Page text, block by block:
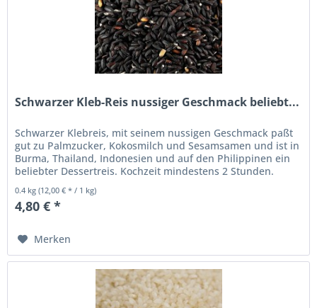
Schwarzer Kleb-Reis nussiger Geschmack beliebt...
Schwarzer Klebreis, mit seinem nussigen Geschmack paßt
gut zu Palmzucker, Kokosmilch und Sesamsamen und ist in
Burma, Thailand, Indonesien und auf den Philippinen ein
beliebter Dessertreis. Kochzeit mindestens 2 Stunden.
0.4 kg(12,00 € * / 1 kg)
4,80 € *
Merken